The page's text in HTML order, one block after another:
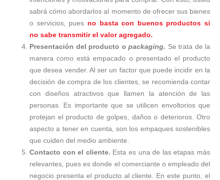
sabrá cómo abordarlos al momento de ofrecer sus bienes
o servicios, pues no basta con buenos productos si
no sabe transmitir el valor agregado.
Presentación del producto o packaging. Se trata de la
manera como está empacado o presentado el producto
que desea vender. Al ser un factor que puede incidir en la
decisión de compra de los clientes, se recomienda contar
con diseños atractivos que llamen la atención de las
personas. Es importante que se utilicen envoltorios que
protejan el producto de golpes, daños o deterioros. Otro
aspecto a tener en cuenta, son los empaques sostenibles
que cuiden del medio ambiente.
Contacto con el cliente. Esta es una de las etapas más
relevantes, pues es donde el comerciante o empleado del
negocio presenta el producto al cliente. En este punto, el